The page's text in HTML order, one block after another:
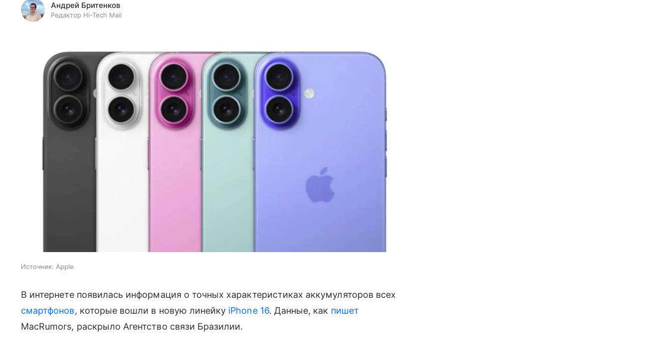
Андрей Бритенков
Редактор Hi-Tech Mail
Источник: Apple
В интернете появилась информация о точных характеристиках аккумуляторов всех
смартфонов, которые вошли в новую линейку iPhone 16. Данные, как пишет
MacRumors, раскрыло Агентство связи Бразилии.